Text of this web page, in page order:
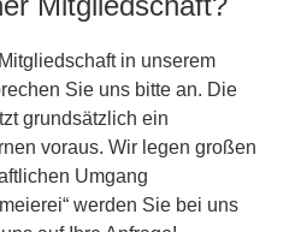
in unserem
Sie uns bitte an. Die
grundsätzlich ein
voraus. Wir legen großen
Umgang
werden Sie bei uns